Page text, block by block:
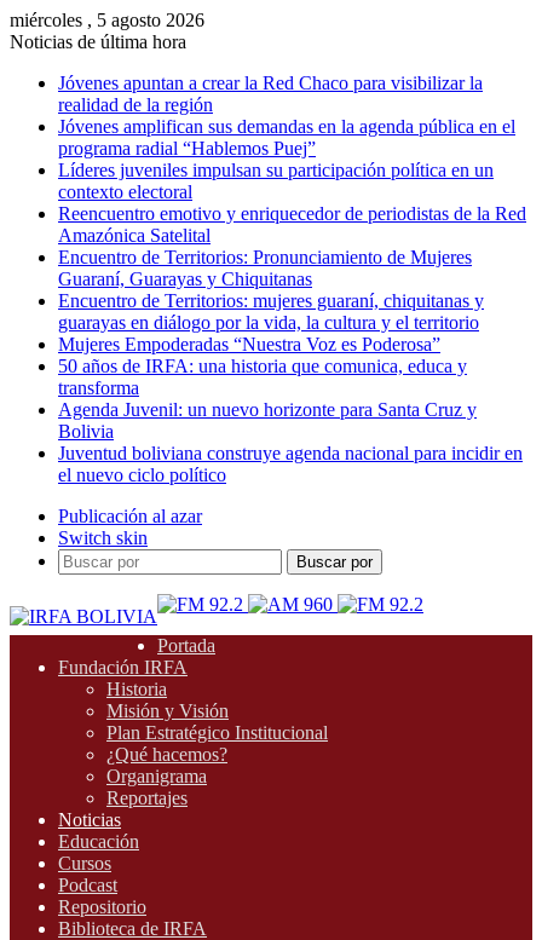
miércoles , 5 agosto 2026
Noticias de última hora
Jóvenes apuntan a crear la Red Chaco para visibilizar la
realidad de la región
Jóvenes amplifican sus demandas en la agenda pública en el
programa radial “Hablemos Puej”
Líderes juveniles impulsan su participación política en un
contexto electoral
Reencuentro emotivo y enriquecedor de periodistas de la Red
Amazónica Satelital
Encuentro de Territorios: Pronunciamiento de Mujeres
Guaraní, Guarayas y Chiquitanas
Encuentro de Territorios: mujeres guaraní, chiquitanas y
guarayas en diálogo por la vida, la cultura y el territorio
Mujeres Empoderadas “Nuestra Voz es Poderosa”
50 años de IRFA: una historia que comunica, educa y
transforma
Agenda Juvenil: un nuevo horizonte para Santa Cruz y
Bolivia
Juventud boliviana construye agenda nacional para incidir en
el nuevo ciclo político
Publicación al azar
Switch skin
Buscar por
Portada
Fundación IRFA
Historia
Misión y Visión
Plan Estratégico Institucional
¿Qué hacemos?
Organigrama
Reportajes
Noticias
Educación
Cursos
Podcast
Repositorio
Biblioteca de IRFA